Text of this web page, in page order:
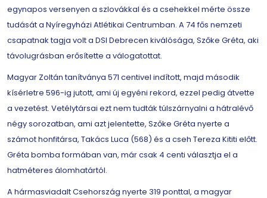
egynapos versenyen a szlovákkal és a csehekkel mérte össze
tudását a Nyíregyházi Atlétikai Centrumban. A 74 fős nemzeti
csapatnak tagja volt a DSI Debrecen kiválósága, Szőke Gréta, aki
távolugrásban erősítette a válogatottat.
Magyar Zoltán tanítványa 571 centivel indított, majd második
kísérletre 596-ig jutott, ami új egyéni rekord, ezzel pedig átvette
a vezetést. Vetélytársai ezt nem tudták túlszárnyalni a hátralévő
négy sorozatban, ami azt jelentette, Szőke Gréta nyerte a
számot honfitársa, Takács Luca (568) és a cseh Tereza Kititi előtt.
Gréta bomba formában van, már csak 4 centi választja el a
hatméteres álomhatártól.
A hármasviadalt Csehország nyerte 319 ponttal, a magyar